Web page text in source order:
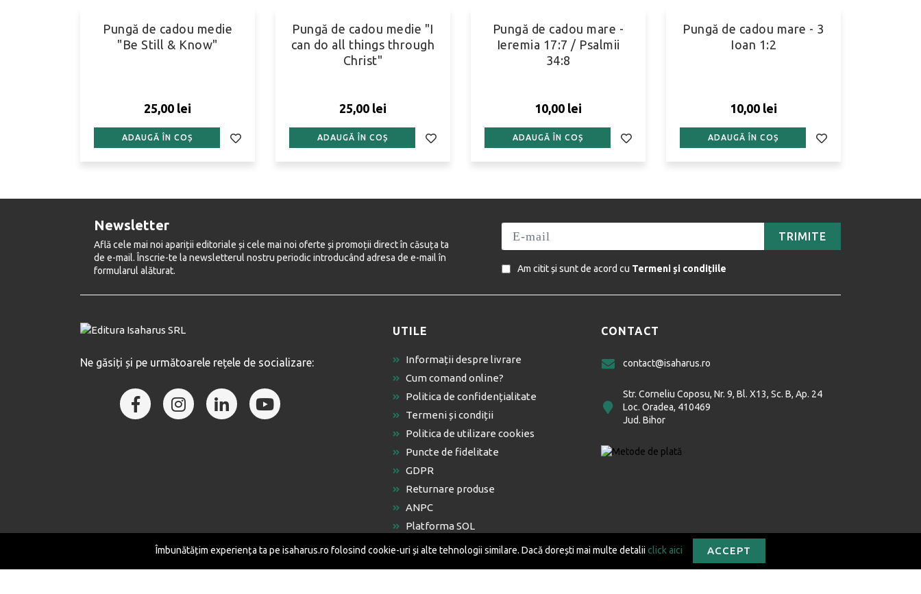
Îmbunătățim experiența ta pe isaharus.ro folosind cookie-uri și alte tehnologii similare. Dacă dorești mai multe detalii click aici ACCEPT
Pungă de cadou medie
"Be Still & Know"
25,00 lei
ADAUGĂ ÎN COȘ
Pungă de cadou medie "I
can do all things through
Christ"
25,00 lei
ADAUGĂ ÎN COȘ
Pungă de cadou mare -
Ieremia 17:7 / Psalmii
34:8
10,00 lei
ADAUGĂ ÎN COȘ
Pungă de cadou mare - 3
Ioan 1:2
10,00 lei
ADAUGĂ ÎN COȘ
Newsletter
Află cele mai noi apariții editoriale și cele mai noi oferte și promoții direct în căsuța ta
de e-mail. Înscrie-te la newsletterul nostru periodic introducând adresa de e-mail în
formularul alăturat.
TRIMITE
Am citit și sunt de acord cu Termeni și condițiile
Ne găsiți și pe următoarele rețele de socializare:
UTILE
Informații despre livrare
Cum comand online?
Politica de confidențialitate
Termeni și condiții
Politica de utilizare cookies
Puncte de fidelitate
GDPR
Returnare produse
ANPC
Platforma SOL
CONTACT
contact@isaharus.ro
Str. Corneliu Coposu, Nr. 9, Bl. X13, Sc. B, Ap. 24
Loc. Oradea, 410469
Jud. Bihor